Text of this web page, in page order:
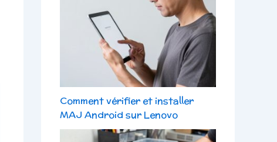
Comment vérifier et installer
MAJ Android sur Lenovo